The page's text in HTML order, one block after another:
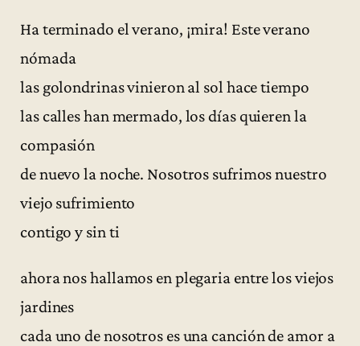
Ha terminado el verano, ¡mira! Este verano
nómada
las golondrinas vinieron al sol hace tiempo
las calles han mermado, los días quieren la
compasión
de nuevo la noche. Nosotros sufrimos nuestro
viejo sufrimiento
contigo y sin ti
ahora nos hallamos en plegaria entre los viejos
jardines
cada uno de nosotros es una canción de amor a